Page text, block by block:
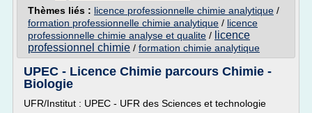
Thèmes liés : licence professionnelle chimie analytique /
formation professionnelle chimie analytique / licence
professionnelle chimie analyse et qualite / licence
professionnel chimie / formation chimie analytique
UPEC - Licence Chimie parcours Chimie -
Biologie
UFR/Institut : UPEC - UFR des Sciences et technologie